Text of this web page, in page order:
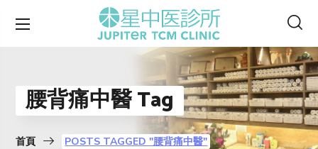
腰背痛中醫 Tag
首頁 POSTS TAGGED "腰背痛中醫"